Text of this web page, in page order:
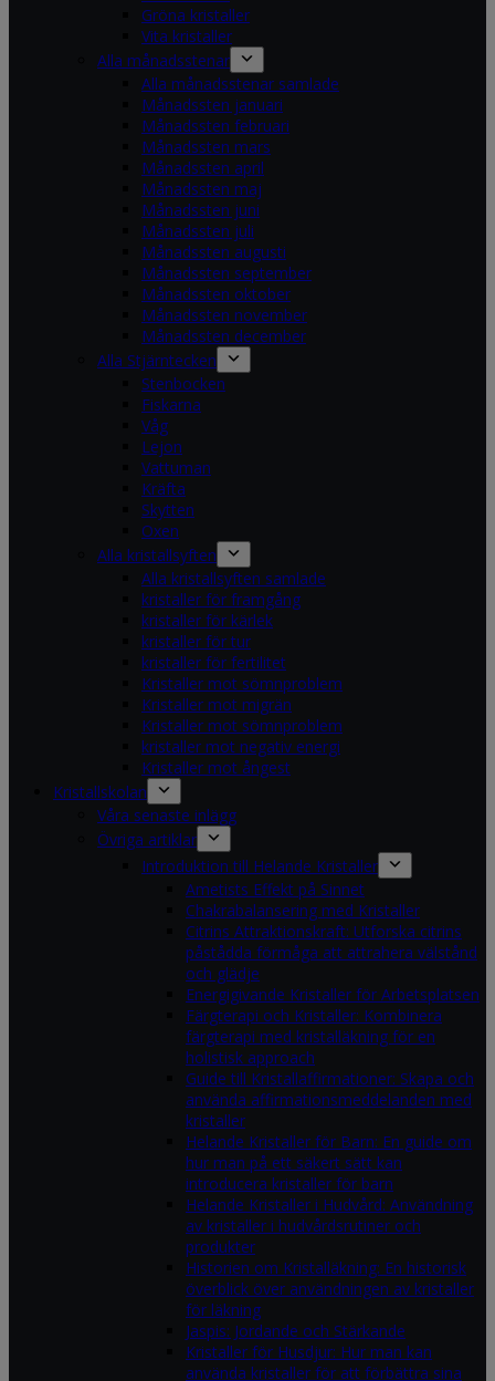
Gröna kristaller
Vita kristaller
Alla månadsstenar
Alla månadsstenar samlade
Månadssten januari
Månadssten februari
Månadssten mars
Månadssten april
Månadssten maj
Månadssten juni
Månadssten juli
Månadssten augusti
Månadssten september
Månadssten oktober
Månadssten november
Månadssten december
Alla Stjärntecken
Stenbocken
Fiskarna
Våg
Lejon
Vattuman
Kräfta
Skytten
Oxen
Alla kristallsyften
Alla kristallsyften samlade
kristaller för framgång
kristaller för kärlek
kristaller för tur
kristaller för fertilitet
Kristaller mot sömnproblem
Kristaller mot migrän
Kristaller mot sömnproblem
kristaller mot negativ energi
Kristaller mot ångest
Kristallskolan
Våra senaste inlägg
Övriga artiklar
Introduktion till Helande Kristaller
Ametists Effekt på Sinnet
Chakrabalansering med Kristaller
Citrins Attraktionskraft: Utforska citrins
påstådda förmåga att attrahera välstånd
och glädje
Energigivande Kristaller för Arbetsplatsen
Färgterapi och Kristaller: Kombinera
färgterapi med kristalläkning för en
holistisk approach
Guide till Kristallaffirmationer: Skapa och
använda affirmationsmeddelanden med
kristaller
Helande Kristaller för Barn: En guide om
hur man på ett säkert sätt kan
introducera kristaller för barn
Helande Kristaller i Hudvård: Användning
av kristaller i hudvårdsrutiner och
produkter
Historien om Kristalläkning: En historisk
överblick över användningen av kristaller
för läkning
Jaspis: Jordande och Stärkande
Kristaller för Husdjur: Hur man kan
använda kristaller för att förbättra sina